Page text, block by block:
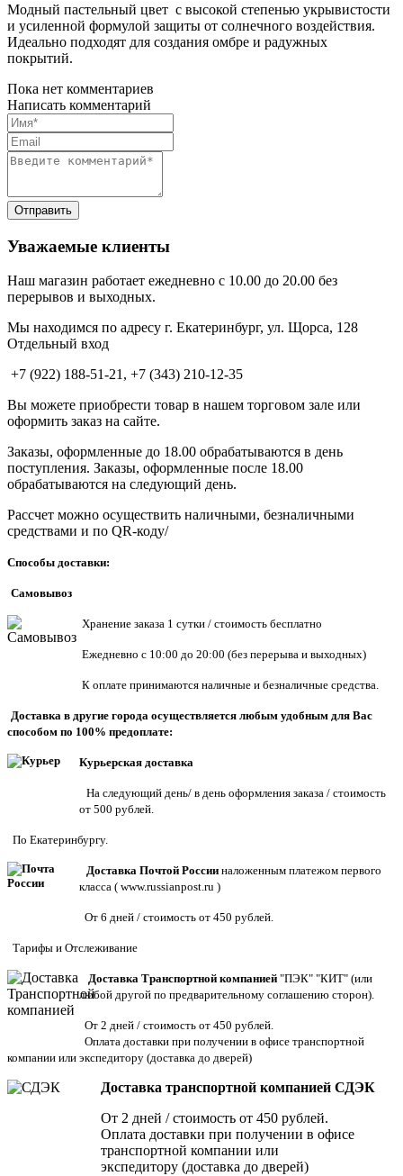
Модный пастельный цвет с высокой степенью укрывистости
и усиленной формулой защиты от солнечного воздействия.
Идеально подходят для создания омбре и радужных
покрытий.
Пока нет комментариев
Написать комментарий
Уважаемые клиенты
Наш магазин работает ежедневно с 10.00 до 20.00 без
перерывов и выходных.
Мы находимся по адресу г. Екатеринбург, ул. Щорса, 128
Отдельный вход
+7 (922) 188-51-21, +7 (343) 210-12-35
Вы можете приобрести товар в нашем торговом зале или
оформить заказ на сайте.
Заказы, оформленные до 18.00 обрабатываются в день
поступления. Заказы, оформленные после 18.00
обрабатываются на следующий день.
Рассчет можно осуществить наличными, безналичными
средствами и по QR-коду/
Способы доставки:
Самовывоз
Хранение заказа 1 сутки / стоимость бесплатно
Ежедневно с 10:00 до 20:00 (без перерыва и выходных)
К оплате принимаются наличные и безналичные средства.
Доставка в другие города осуществляется любым удобным для Вас
способом по 100% предоплате:
Курьерская доставка
На следующий день/ в день оформления заказа / стоимость
от 500 рублей.
По Екатеринбургу.
Доставка Почтой России наложенным платежом первого
класса ( www.russianpost.ru )
От 6 дней / стоимость от 450 рублей.
Тарифы и Отслеживание
Доставка Транспортной компанией "ПЭК" "КИТ" (или
любой другой по предварительному соглашению сторон).
От 2 дней / стоимость от 450 рублей.
Оплата доставки при получении в офисе транспортной
компании или экспедитору (доставка до дверей)
Доставка транспортной компанией СДЭК
От 2 дней / стоимость от 450 рублей.
Оплата доставки при получении в офисе
транспортной компании или
экспедитору (доставка до дверей)